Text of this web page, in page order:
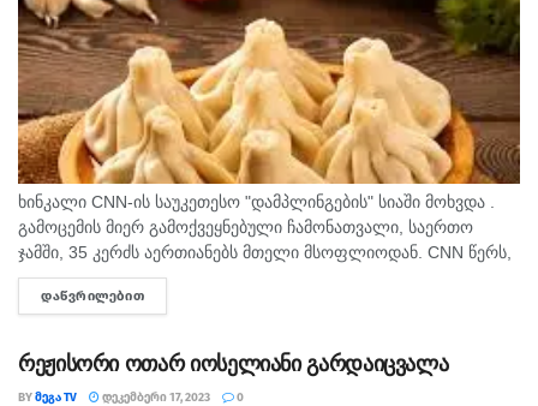
ხინკალი CNN-ის საუკეთესო "დამპლინგების" სიაში მოხვდა .
გამოცემის მიერ გამოქვეყნებული ჩამონათვალი, საერთო
ჯამში, 35 კერძს აერთიანებს მთელი მსოფლიოდან. CNN წერს,
რომ "დამპლინგი" ცომით მომზადებული კერძია, რომელსაც
მარილიანი ან ტკბილი შიგთავსი...
ᲓᲐᲬᲕᲠᲘᲚᲔᲑᲘᲗ
რეჟისორი ოთარ იოსელიანი გარდაიცვალა
BYᲛᲔᲒᲐ TV ᲓᲔᲙᲔᲛᲑᲔᲠᲘ 17, 2023 0